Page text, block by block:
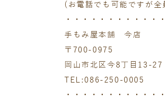
(お電話でも可能ですが
・・・・・・・・・・・
手もみ屋本舗 今店
〒700-0975
岡山市北区今8丁目13-27
TEL:086-250-0005
・・・・・・・・・・・